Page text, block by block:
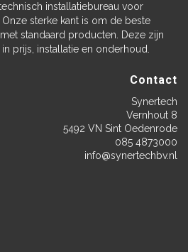
installatiebureau voor
sterke kant is om de beste
standaard producten. Deze zijn
prijs, installatie en onderhoud.
Contact
Synertech
Vernhout 8
5492 VN Sint Oedenrode
085 4873000
info@synertechbv.nl